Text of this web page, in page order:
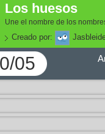
Los huesos
Une el nombre de los
Creado por:
05